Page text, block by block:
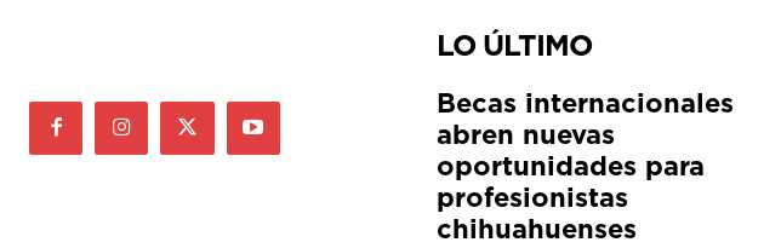
LO ÚLTIMO
Becas internacionales
abren nuevas
oportunidades para
profesionistas
chihuahuenses